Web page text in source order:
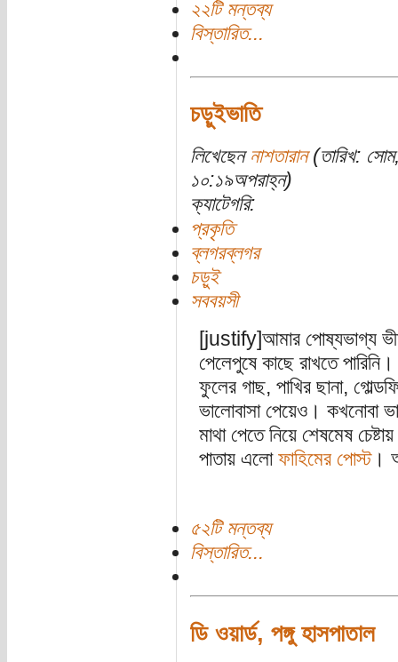
২২টি মন্তব্য
বিস্তারিত...
চড়ুইভাতি
লিখেছেন নাশতারান(তারিখ:
১০:১৯অপরাহ্ন)
ক্যাটেগরি:
প্রকৃতি
ব্লগরব্লগর
চড়ুই
সববয়সী
[justify]আমার পোষ্যভাগ্য
পেলেপুষে কাছে রাখতে
ফুলের গাছ, পাখির ছানা,
ভালোবাসা পেয়েও। কখনোবা
মাথা পেতে নিয়ে শেষমেষ
পাতায় এলো ফাহিমের পোস্ট।
৫২টি মন্তব্য
বিস্তারিত...
ডি ওয়ার্ড, পঙ্গু হাসপাতাল